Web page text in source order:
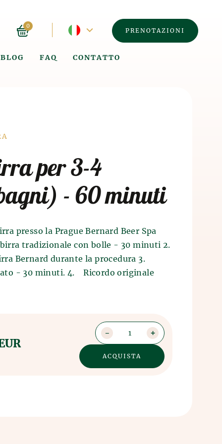
PRENOTAZIONI
Lingua
corrente
0
BLOG FAQ CONTATTO
per 3-4
- 60 minuti
presso la Prague Bernard Beer Spa
tradizionale con bolle - 30 minuti 2.
Bernard durante la procedura 3.
- 30 minuti. 4. Ricordo originale
1